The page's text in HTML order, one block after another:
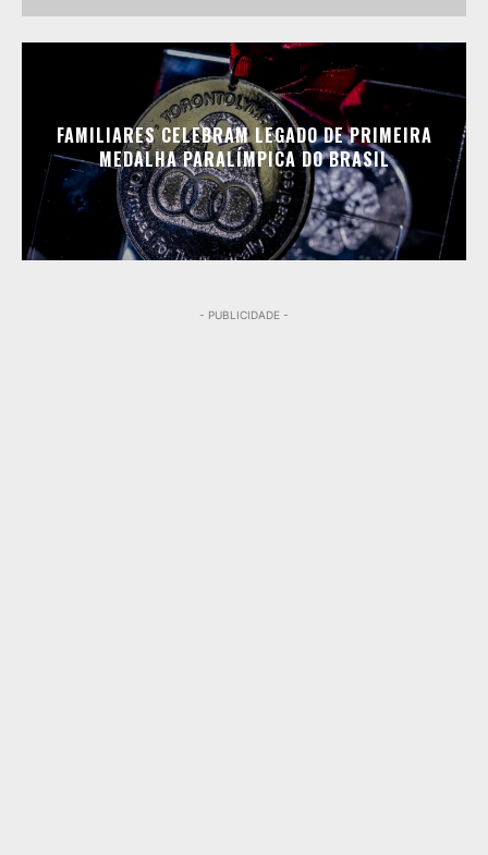
FAMILIARES CELEBRAM LEGADO DE PRIMEIRA
MEDALHA PARALÍMPICA DO BRASIL
- PUBLICIDADE -